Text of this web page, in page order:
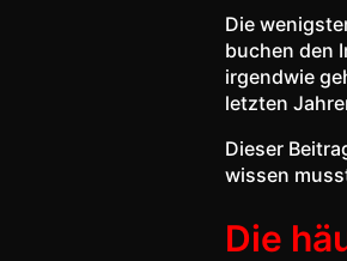
Die
buchen den
irgendwie
letzten
Dieser
wissen
Die